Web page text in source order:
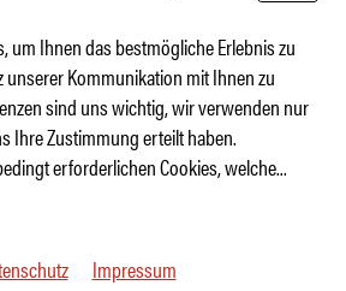
um Ihnen das bestmögliche Erlebnis zu
unserer Kommunikation mit Ihnen zu
sind uns wichtig, wir verwenden nur
Ihre Zustimmung erteilt haben.
erforderlichen Cookies, welche...
Impressum